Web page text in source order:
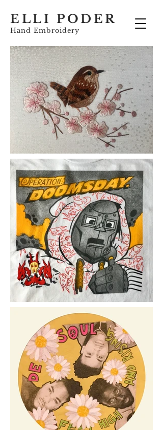
ELLI PODER
Hand Embroidery